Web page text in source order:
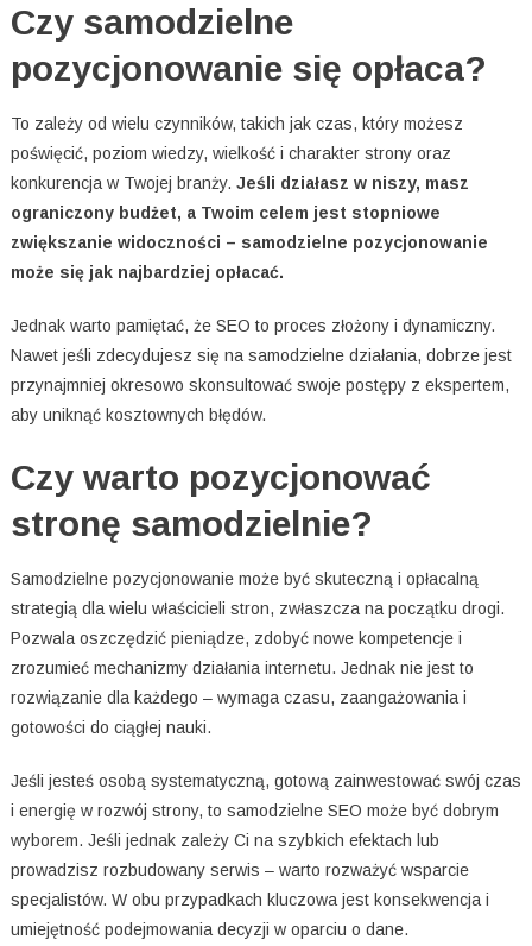
Czy samodzielne
pozycjonowanie się opłaca?
To zależy od wielu czynników, takich jak czas, który możesz
poświęcić, poziom wiedzy, wielkość i charakter strony oraz
konkurencja w Twojej branży. Jeśli działasz w niszy, masz
ograniczony budżet, a Twoim celem jest stopniowe
zwiększanie widoczności – samodzielne pozycjonowanie
może się jak najbardziej opłacać.
Jednak warto pamiętać, że SEO to proces złożony i dynamiczny.
Nawet jeśli zdecydujesz się na samodzielne działania, dobrze jest
przynajmniej okresowo skonsultować swoje postępy z ekspertem,
aby uniknąć kosztownych błędów.
Czy warto pozycjonować
stronę samodzielnie?
Samodzielne pozycjonowanie może być skuteczną i opłacalną
strategią dla wielu właścicieli stron, zwłaszcza na początku drogi.
Pozwala oszczędzić pieniądze, zdobyć nowe kompetencje i
zrozumieć mechanizmy działania internetu. Jednak nie jest to
rozwiązanie dla każdego – wymaga czasu, zaangażowania i
gotowości do ciągłej nauki.
Jeśli jesteś osobą systematyczną, gotową zainwestować swój czas
i energię w rozwój strony, to samodzielne SEO może być dobrym
wyborem. Jeśli jednak zależy Ci na szybkich efektach lub
prowadzisz rozbudowany serwis – warto rozważyć wsparcie
specjalistów. W obu przypadkach kluczowa jest konsekwencja i
umiejętność podejmowania decyzji w oparciu o dane.